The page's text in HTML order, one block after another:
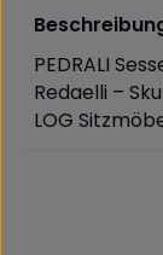
PEDRALI
Redaelli –
LOG